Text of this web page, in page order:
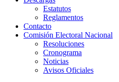
Estatutos
Reglamentos
Contacto
Comisión Electoral Nacional
Resoluciones
Cronograma
Noticias
Avisos Oficiales